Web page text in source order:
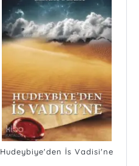
Hudeybiye'den İs Vadisi'ne